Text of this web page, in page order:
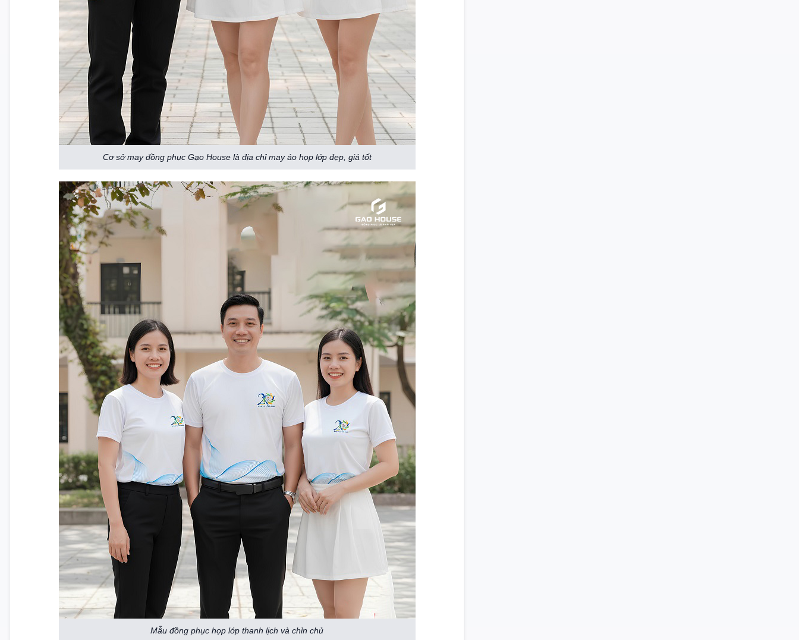
Cơ sở may đồng phục Gạo House là địa chỉ may áo họp lớp đẹp, giá tốt
Mẫu đồng phục họp lớp thanh lịch và chỉn chủ